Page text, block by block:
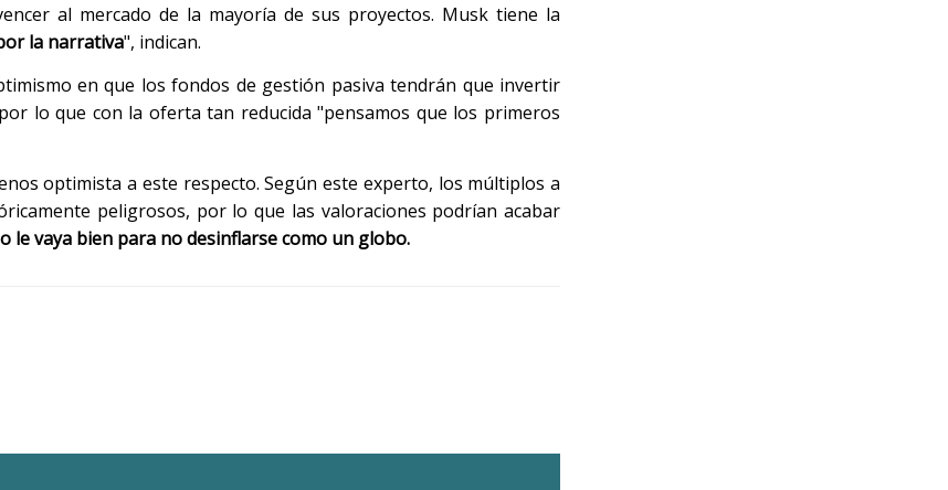
al mercado de la mayoría de sus proyectos. Musk tiene la
la narrativa", indican.
en que los fondos de gestión pasiva tendrán que invertir
lo que con la oferta tan reducida "pensamos que los primeros
optimista a este respecto. Según este experto, los múltiplos a
peligrosos, por lo que las valoraciones podrían acabar
le vaya bien para no desinflarse como un globo.